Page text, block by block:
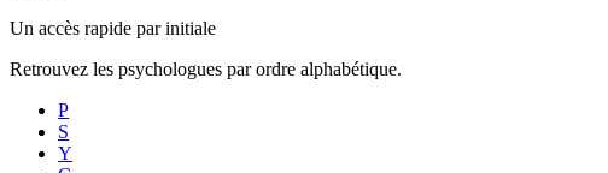
Un accès rapide par initiale
Retrouvez les psychologues par ordre alphabétique.
P
S
Y